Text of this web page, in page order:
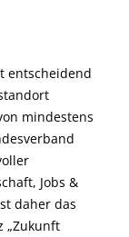
entscheidend
mindestens
Jobs &
daher das
„Zukunft